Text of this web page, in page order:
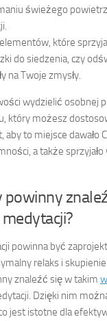
świeżego
które
do siedzenia, czy
na Twoje zmysły.
wydzielić osobnej
który możesz
to miejsce dawało
a także sprzyjało
powinny
powinna być
relaks i
znaleźć się w takim
Dzięki nim
jest istotne dla